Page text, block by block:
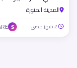
بالمدينة المنورة
المدينة المنورة
S